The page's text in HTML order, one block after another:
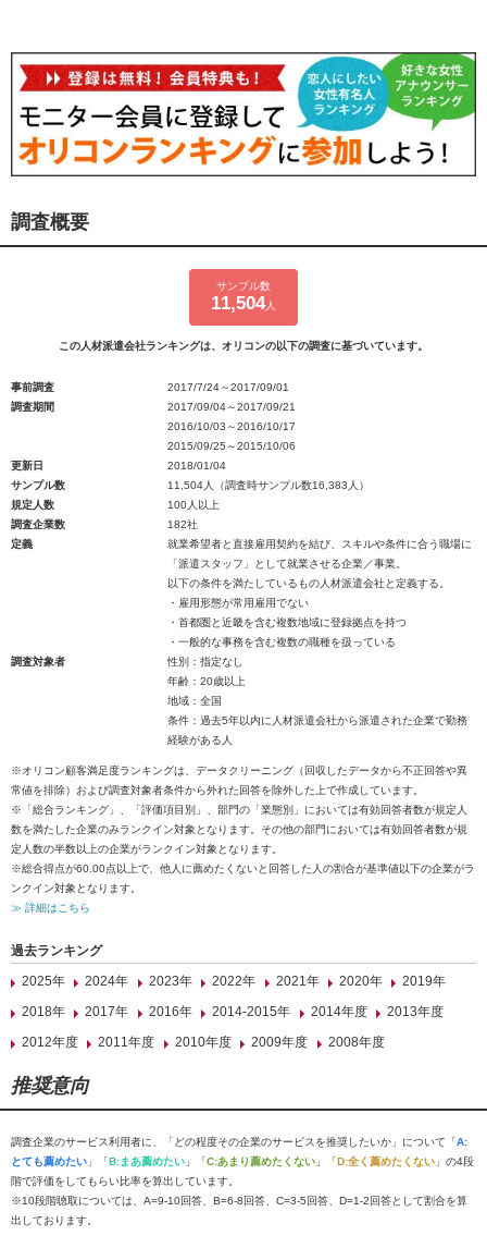
調査概要
サンプル数
11,504人
この人材派遣会社ランキングは、オリコンの以下の調査に基づいています。
事前調査
2017/7/24～2017/09/01
調査期間
2017/09/04～2017/09/21
2016/10/03～2016/10/17
2015/09/25～2015/10/06
更新日
2018/01/04
サンプル数
11,504人（調査時サンプル数16,383人）
規定人数
100人以上
調査企業数
182社
定義
就業希望者と直接雇用契約を結び、スキルや条件に合う職場に
「派遣スタッフ」として就業させる企業／事業。
以下の条件を満たしているもの人材派遣会社と定義する。
・雇用形態が常用雇用でない
・首都圏と近畿を含む複数地域に登録拠点を持つ
・一般的な事務を含む複数の職種を扱っている
調査対象者
性別：指定なし
年齢：20歳以上
地域：全国
条件：過去5年以内に人材派遣会社から派遣された企業で勤務
経験がある人
※オリコン顧客満足度ランキングは、データクリーニング（回収したデータから不正回答や異
常値を排除）および調査対象者条件から外れた回答を除外した上で作成しています。
※「総合ランキング」、「評価項目別」、部門の「業態別」においては有効回答者数が規定人
数を満たした企業のみランクイン対象となります。その他の部門においては有効回答者数が規
定人数の半数以上の企業がランクイン対象となります。
※総合得点が60.00点以上で、他人に薦めたくないと回答した人の割合が基準値以下の企業がラ
ンクイン対象となります。
≫ 詳細はこちら
過去ランキング
2025年
2024年 2023年 2022年 2021年 2020年
2019年
2018年
2017年 2016年 2014-2015年 2014年度
2013年度
2012年度
2011年度 2010年度 2009年度 2008年度
推奨意向
調査企業のサービス利用者に、「どの程度その企業のサービスを推奨したいか」について「A:
とても薦めたい 」「B:まあ薦めたい 」「C:あまり薦めたくない 」「D:全く薦めたくない 」の4段
階で評価をしてもらい比率を算出しています。
※10段階聴取については、A=9-10回答、B=6-8回答、C=3-5回答、D=1-2回答として割合を算
出しております。